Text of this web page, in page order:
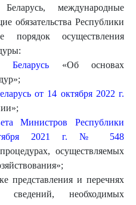
международные
обязательства Республики
порядок осуществления
Беларусь «Об основах
от 14 октября 2022 г.
Министров Республики
2021 г. № 548
осуществляемых
представления и перечнях
необходимых